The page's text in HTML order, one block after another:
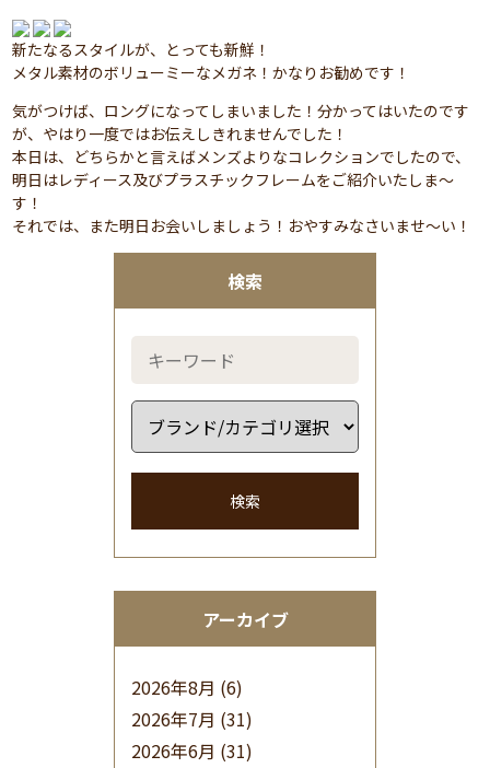
検索
検索
アーカイブ
2026年8月 (6)
2026年7月 (31)
2026年6月 (31)
新たなるスタイルが、とっても新鮮！
メタル素材のボリューミーなメガネ！かなりお勧めです！
気がつけば、ロングになってしまいました！分かってはいたのです
が、やはり一度ではお伝えしきれませんでした！
本日は、どちらかと言えばメンズよりなコレクションでしたので、
明日はレディース及びプラスチックフレームをご紹介いたしま～
す！
それでは、また明日お会いしましょう！おやすみなさいませ～い！